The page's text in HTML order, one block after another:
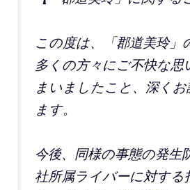
この度は、「郡道美玲」
多くの方々にご不快な思
まいましたこと、深く
ます。
今後、同様の事態の発生
社所属ライバーに対する